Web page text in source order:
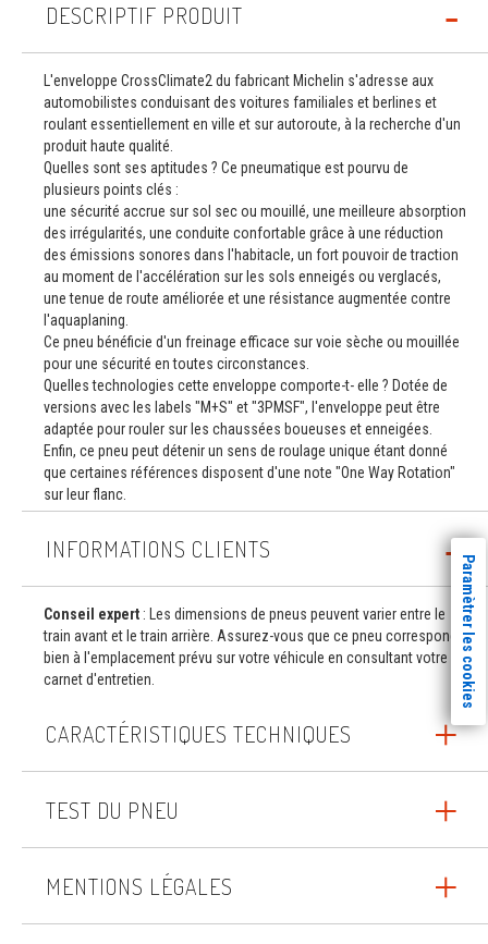
DESCRIPTIF PRODUIT
L'enveloppe CrossClimate2 du fabricant Michelin s'adresse aux
automobilistes conduisant des voitures familiales et berlines et
roulant essentiellement en ville et sur autoroute, à la recherche d'un
produit haute qualité.
Quelles sont ses aptitudes ? Ce pneumatique est pourvu de
plusieurs points clés :
une sécurité accrue sur sol sec ou mouillé, une meilleure absorption
des irrégularités, une conduite confortable grâce à une réduction
des émissions sonores dans l'habitacle, un fort pouvoir de traction
au moment de l'accélération sur les sols enneigés ou verglacés,
une tenue de route améliorée et une résistance augmentée contre
l'aquaplaning.
Ce pneu bénéficie d'un freinage efficace sur voie sèche ou mouillée
pour une sécurité en toutes circonstances.
Quelles technologies cette enveloppe comporte-t- elle ? Dotée de
versions avec les labels "M+S" et "3PMSF", l'enveloppe peut être
adaptée pour rouler sur les chaussées boueuses et enneigées.
Enfin, ce pneu peut détenir un sens de roulage unique étant donné
que certaines références disposent d'une note "One Way Rotation"
sur leur flanc.
INFORMATIONS CLIENTS
Conseil expert : Les dimensions de pneus peuvent varier entre le
train avant et le train arrière. Assurez-vous que ce pneu correspond
bien à l'emplacement prévu sur votre véhicule en consultant votre
carnet d'entretien.
CARACTÉRISTIQUES TECHNIQUES
TEST DU PNEU
MENTIONS LÉGALES
Paramètrer les cookies